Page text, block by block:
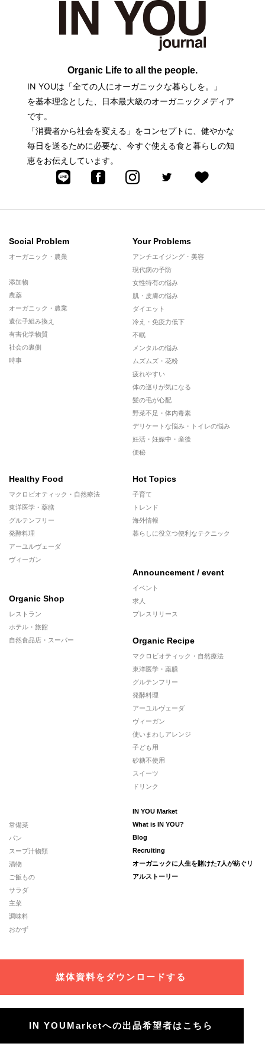
Organic Life to all the people.
IN YOUは「全ての人にオーガニックな暮らしを。」
を基本理念とした、日本最大級のオーガニックメディア
です。
「消費者から社会を変える」をコンセプトに、健やかな
毎日を送るために必要な、今すぐ使える食と暮らしの知
恵をお伝えしています。
Social Problem
オーガニック・農業
添加物
農薬
オーガニック・農業
遺伝子組み換え
有害化学物質
社会の裏側
時事
Your Problems
アンチエイジング・美容
現代病の予防
女性特有の悩み
肌・皮膚の悩み
ダイエット
冷え・免疫力低下
不眠
メンタルの悩み
ムズムズ・花粉
疲れやすい
体の巡りが気になる
髪の毛が心配
野菜不足・体内毒素
デリケートな悩み・トイレの悩み
妊活・妊娠中・産後
便秘
Healthy Food
マクロビオティック・自然療法
東洋医学・薬膳
グルテンフリー
発酵料理
アーユルヴェーダ
ヴィーガン
Organic Shop
レストラン
ホテル・旅館
自然食品店・スーパー
Hot Topics
子育て
トレンド
海外情報
暮らしに役立つ便利なテクニック
Announcement / event
イベント
求人
プレスリリース
Organic Recipe
マクロビオティック・自然療法
東洋医学・薬膳
グルテンフリー
発酵料理
アーユルヴェーダ
ヴィーガン
使いまわしアレンジ
子ども用
砂糖不使用
スイーツ
ドリンク
常備菜
パン
スープ汁物類
漬物
ご飯もの
サラダ
主菜
調味料
おかず
IN YOU Market
What is IN YOU?
Blog
Recruiting
オーガニックに人生を賭けた7人が紡ぐリ
アルストーリー
媒体資料をダウンロードする
IN YOUMarketへの出品希望者はこちら